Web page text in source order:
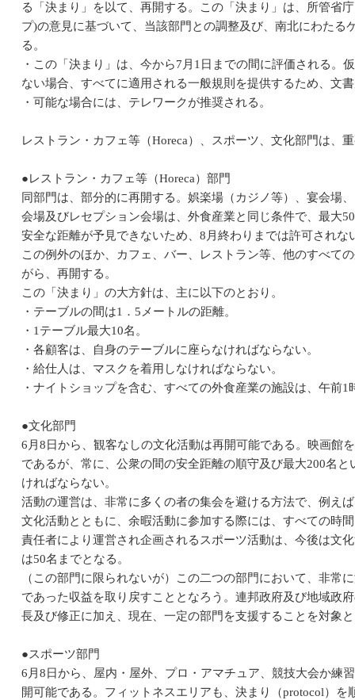
る「決まり」を以て、再開する。この「決まり」は、所管省
プ)の意見に基づいて、当該部門との調整及び、南北にわたる
る。
・この「決まり」は、今から7月1日までの間に評価される。
ない場合、すべてに適用される一般規則を提供するため、文
・可能な場合には、テレワークが推奨される。
レストラン・カフェ等（Horeca）、スポーツ、文化部門は、
●レストラン・カフェ等（Horeca）部門
同部門は、部分的に再開する。娯楽場（カジノ等）、宴会場
会場及びレセプション会場は、外食産業と同じ条件で、最大
安全な距離が予見できないため、8月終わりまでは許可されな
この例外のほか、カフェ、バー、レストラン等、他のすべて
がら、再開する。
この「決まり」の大方針は、主に以下のとおり。
・テーブルの間は1．5メートルの距離。
・1テーブル最大10名。
・各顧客は、自身のテーブルに座らなければならない。
・給仕人は、マスクを着用しなければならない。
・ナイトショップを含む、すべての外食産業の施設は、午前
●文化部門
6月8日から、観客なしの文化活動は再開可能である。映画館
であるが、常に、公衆の間の安全距離の順守及び最大200名
ければならない。
活動の運営は、非常に多くの者の集会を避ける方法で、例え
文化活動とともに、余暇活動に参加する際には、すべての時
責任者により運営され企画されるスポーツ活動は、今後は文
は50名までとなる。
（この部門に限られないが）この二つの部門において、非常
であった収益を取り戻すこととなろう。連邦政府及び地域政
長及び修正に加え、現在、一定の部門を支援することを対象
●スポーツ部門
6月8日から、屋内・屋外、プロ・アマチュア、競技大会か練
開可能である。フィットネスエリアも、決まり（protocol）